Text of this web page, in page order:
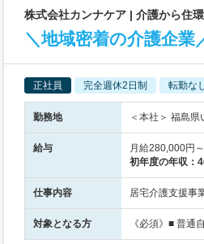
株式会社カンナケア | 介護から住
＼地域密着の介護企
正社員 完全週休2日制 転勤な
勤務地 ＜本社＞ 福島
給与
月給280,000円
初年度の年収：
仕事内容 居宅介護支援事
対象となる方 《必須》■ 普通